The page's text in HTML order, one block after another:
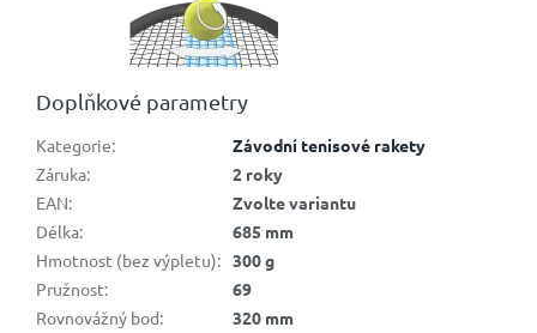
Doplňkové parametry
Kategorie:
Závodní tenisové rakety
Záruka:
2 roky
EAN:
Zvolte variantu
Délka:
685 mm
Hmotnost (bez výpletu): 300 g
Pružnost:
69
Rovnovážný bod:
320 mm